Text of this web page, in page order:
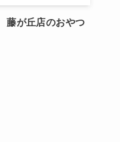
藤が丘店のおやつ